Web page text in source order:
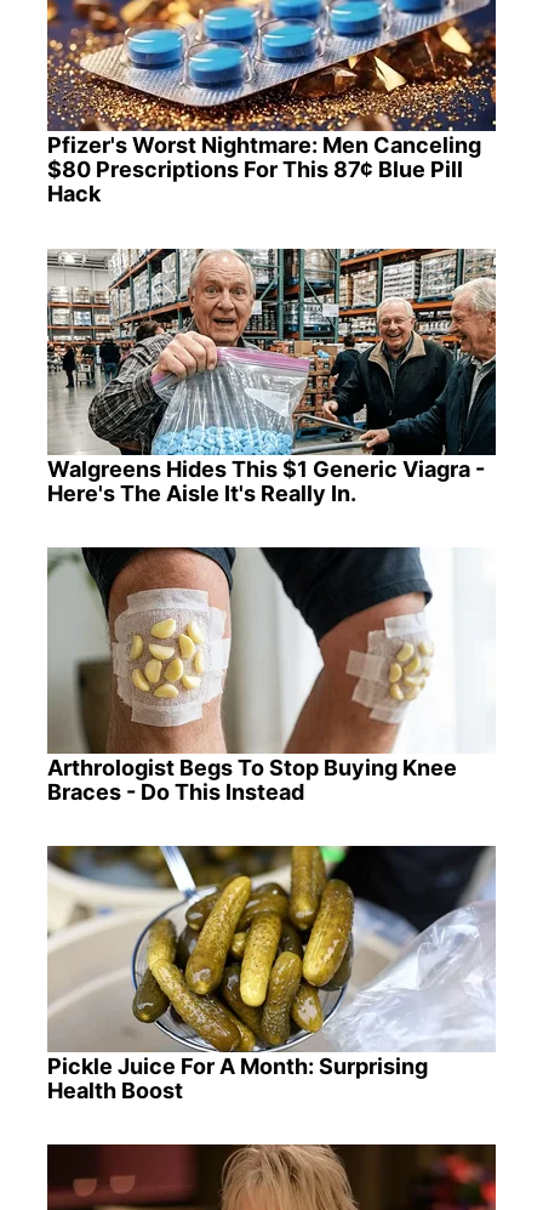
Pfizer's Worst Nightmare: Men Canceling
$80 Prescriptions For This 87¢ Blue Pill
Hack
Walgreens Hides This $1 Generic Viagra -
Here's The Aisle It's Really In.
Arthrologist Begs To Stop Buying Knee
Braces - Do This Instead
Pickle Juice For A Month: Surprising
Health Boost